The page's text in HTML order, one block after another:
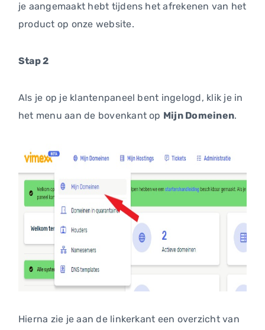
je aangemaakt hebt tijdens het afrekenen van het
product op onze website.
Stap 2
Als je op je klantenpaneel bent ingelogd, klik je in
het menu aan de bovenkant op Mijn Domeinen.
Hierna zie je aan de linkerkant een overzicht van